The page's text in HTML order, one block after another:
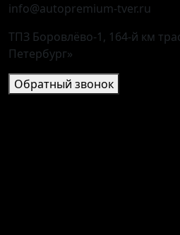
info@autopremium-tver.ru
ТПЗ Боровлёво-1, 164-й км
Петербург»
Обратный звонок